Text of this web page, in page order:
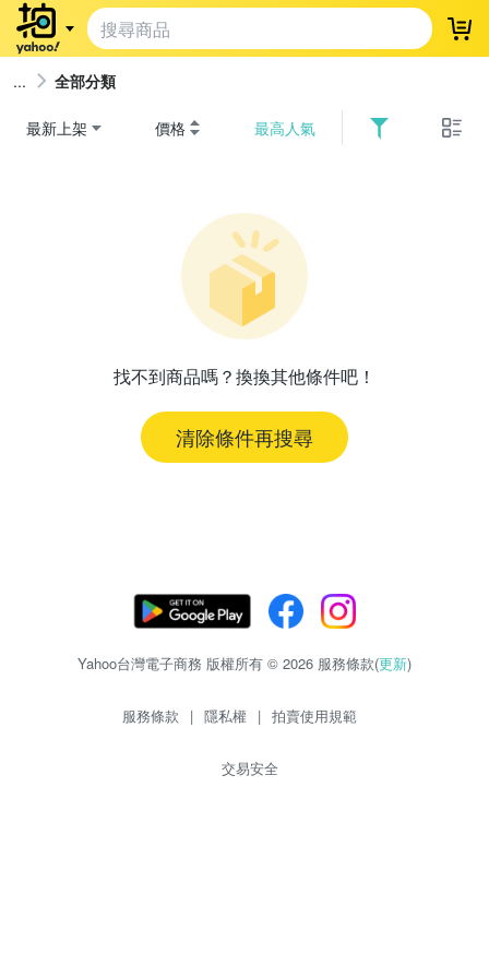
登
全部分類
最新上架 價格 最高人氣
找不到商品嗎？換換其他條件吧！
清除條件再搜尋
Yahoo台灣電子商務 版權所有 © 2026 服務條款(更新)
服務條款 | 隱私權 | 拍賣使用規範
交易安全